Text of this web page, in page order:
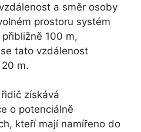
a směr osoby
prostoru systém
100 m,
tato vzdálenost
m.
získává
o potenciálně
kteří mají namířeno do